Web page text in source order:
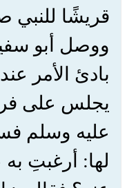
قريشًا للنبي
ووصل أبو
بادئ الأمر
يجلس على
عليه وسلم
لها: أرغبتِ